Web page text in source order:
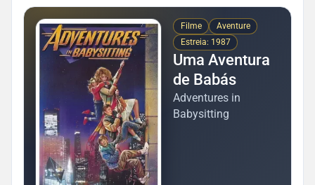
Filme
Aventure
Estreia: 1987
Uma Aventura
de Babás
Adventures in
Babysitting